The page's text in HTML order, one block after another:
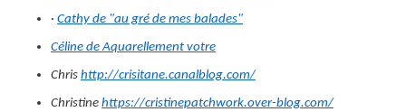
· Cathy de "au gré de mes balades"
Céline de Aquarellement votre
Chris http://crisitane.canalblog.com/
Christine https://cristinepatchwork.over-blog.com/